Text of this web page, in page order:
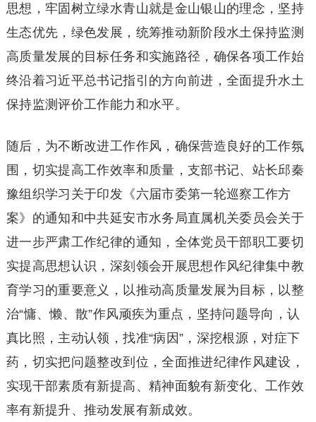
思想，牢固树立绿水青山就是金山银山的理念，坚持
生态优先，绿色发展，统筹推动新阶段水土保持监测
高质量发展的目标任务和实施路径，确保各项工作始
终沿着习近平总书记指引的方向前进，全面提升水土
保持监测评价工作能力和水平。
随后，为不断改进工作作风，确保营造良好的工作氛
围，切实提高工作效率和质量，支部书记、站长邱秦
豫组织学习关于印发《六届市委第一轮巡察工作方
案》的通知和中共延安市水务局直属机关委员会关于
进一步严肃工作纪律的通知，全体党员干部职工要切
实提高思想认识，深刻领会开展思想作风纪律集中教
育学习的重要意义，以推动高质量发展为目标，以整
治“慵、懒、散”作风顽疾为重点，坚持问题导向，认
真比照，主动认领，找准“病因”，深挖根源，对症下
药，切实把问题整改到位，全面推进纪律作风建设，
实现干部素质有新提高、精神面貌有新变化、工作效
率有新提升、推动发展有新成效。